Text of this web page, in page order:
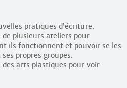
pratiques d’écriture.
de plusieurs ateliers pour
ils fonctionnent et pouvoir se les
propres groupes.
des arts plastiques pour voir